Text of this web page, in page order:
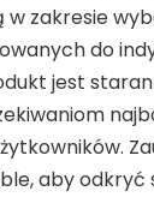
w zakresie
do
jest
aby